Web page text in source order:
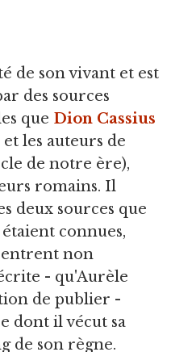
de son vivant et est
des sources
que Dion Cassius
les auteurs de
de notre ère),
romains. Il
deux sources que
connues,
non
- qu'Aurèle
de publier -
dont il vécut sa
de son règne.